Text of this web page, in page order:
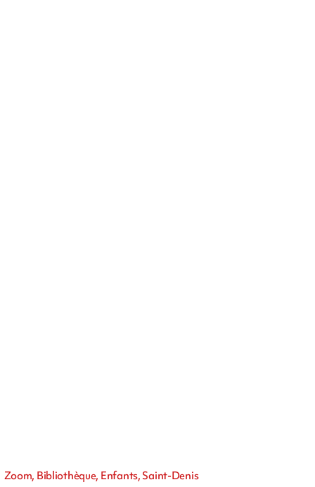
Zoom, Bibliothèque, Enfants, Saint-Denis